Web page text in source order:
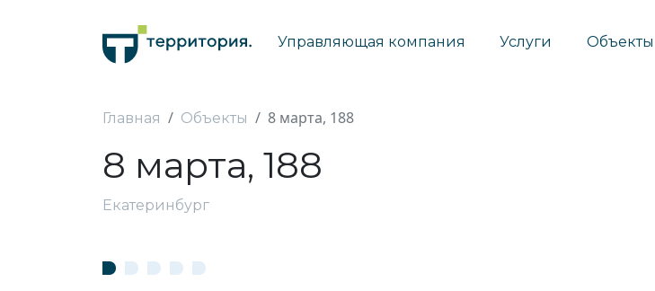
Управляющая компания Услуги Объекты
Главная Объекты 8 марта, 188
8 марта, 188
Екатеринбург